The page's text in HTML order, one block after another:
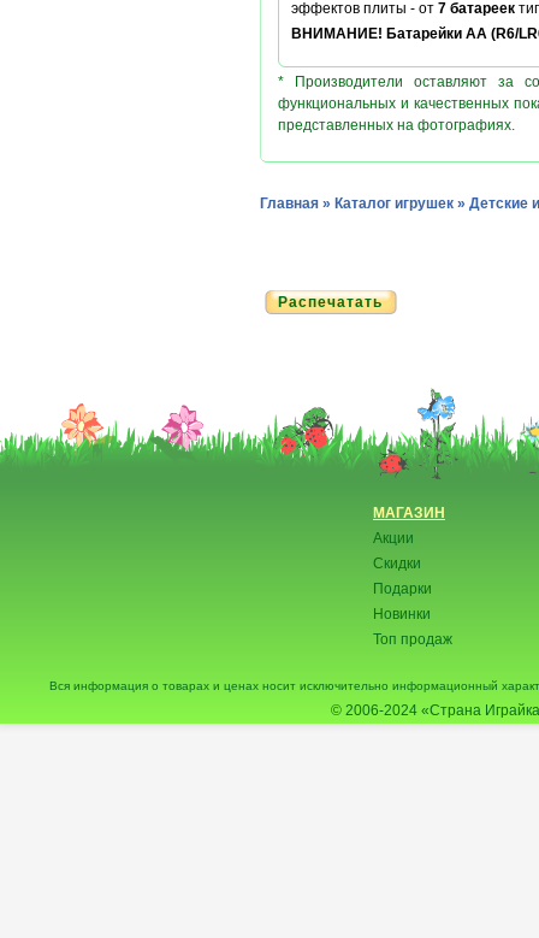
эффектов плиты - от 7 батареек
ВНИМАНИЕ! Батарейки АА (R6/
* Производители оставляют за
функциональных и качественных
представленных на фотографиях.
Главная » Каталог игрушек » Детские
Распечатать
МАГАЗИН
Акции
Скидки
Подарки
Новинки
Топ продаж
Вся информация о товарах и ценах носит исключительно информационный
© 2006-2024 «Страна